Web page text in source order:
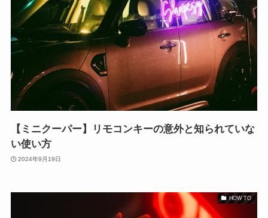
【ミニクーパー】リモコンキーの意外と知られていな
い使い方
2024年9月19日
HOW TO